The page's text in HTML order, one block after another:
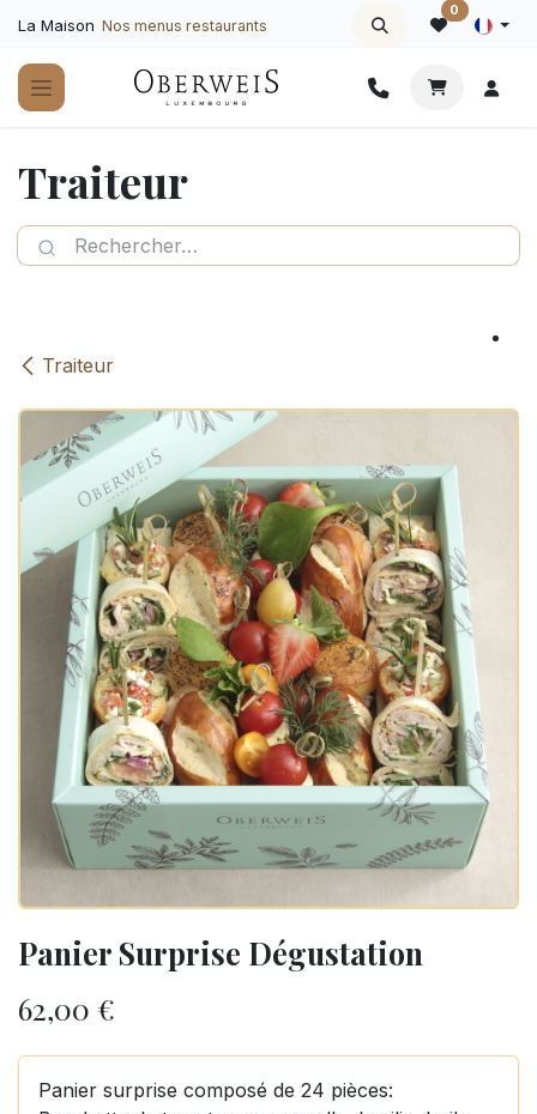
La Maison Nos menus restaurants
0
Traiteur
Traiteur
Panier Surprise Dégustation
62,00 €
Panier surprise composé de 24 pièces: